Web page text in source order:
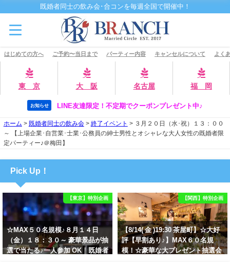
既婚者同士の飲み会･合コンを毎週全国で開催中！
はじめての方へ ご予約〜当日まで パーティー内容 キャンセルについて よく
東 京 大 阪 名古屋 福 岡
お知らせ LINE友達限定！不定期でクーポンプレゼント中♪
ホーム > 既婚者同士の飲み会> 終了イベント > ３月２０日（水･祝）１３：００
～ 【上場企業･自営業･士業･公務員の紳士男性とオシャレな大人女性の既婚者限
定パーティー♪＠梅田】
Pick Up！
【東京】特別企画
☆MAX５０名規模♪８月１４日
（金）１８：３０～ 豪華景品が抽
選で当たる♪一人参加 OK｜既婚者
【関西】特別企画
【8/14( 金 )19:30 茶屋町】☆大好
評【早割あり♪】MAX６０名規
模！☆豪華な大プレゼント抽選会